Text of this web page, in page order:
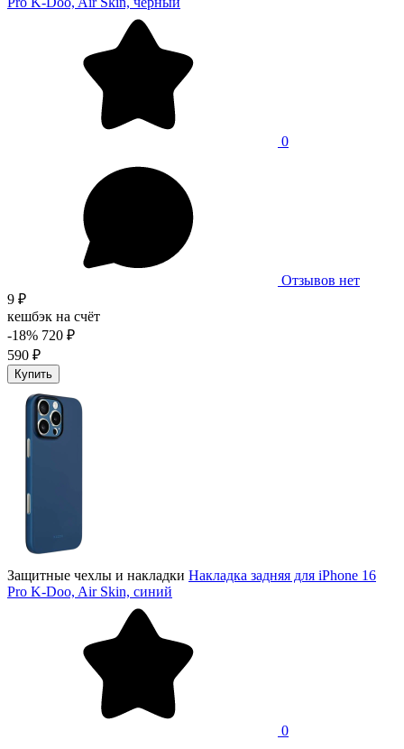
0
Отзывов нет
9 ₽
кешбэк на счёт
-18% 720 ₽
590 ₽
Купить
Защитные чехлы и накладки Накладка задняя для iPhone 16
Pro K-Doo, Air Skin, синий
0